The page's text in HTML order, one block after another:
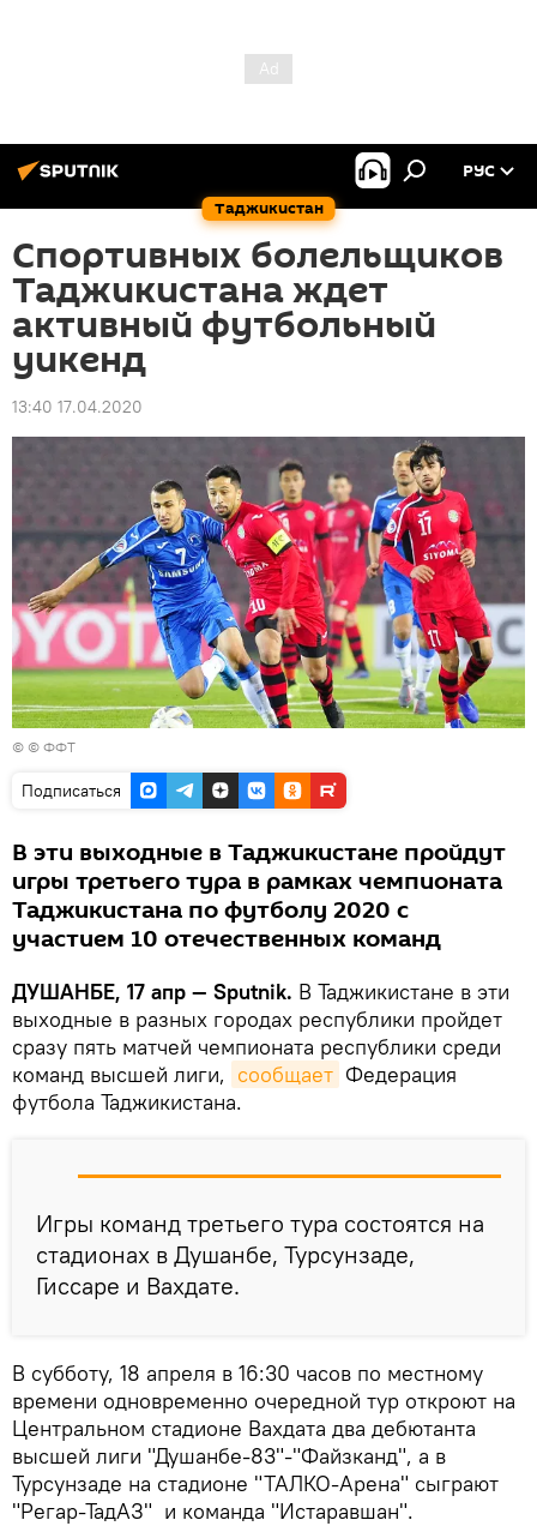
Таджикистан
РУС
Спортивных болельщиков
Таджикистана ждет
активный футбольный
уикенд
13:40 17.04.2020
© © ФФТ
Подписаться
В эти выходные в Таджикистане пройдут
игры третьего тура в рамках чемпионата
Таджикистана по футболу 2020 с
участием 10 отечественных команд
ДУШАНБЕ, 17 апр — Sputnik. В Таджикистане в эти
выходные в разных городах республики пройдет
сразу пять матчей чемпионата республики среди
команд высшей лиги, сообщает Федерация
футбола Таджикистана.
Игры команд третьего тура состоятся на
стадионах в Душанбе, Турсунзаде,
Гиссаре и Вахдате.
В субботу, 18 апреля в 16:30 часов по местному
времени одновременно очередной тур откроют на
Центральном стадионе Вахдата два дебютанта
высшей лиги "Душанбе-83"-"Файзканд", а в
Турсунзаде на стадионе "ТАЛКО-Арена" сыграют
"Регар-ТадАЗ" и команда "Истаравшан".